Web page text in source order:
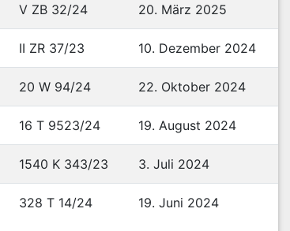
V ZB 32/24 20. März 2025
II ZR 37/23 10. Dezember 2024
20 W 94/24 22. Oktober 2024
16 T 9523/24 19. August 2024
1540 K 343/23 3. Juli 2024
328 T 14/24 19. Juni 2024